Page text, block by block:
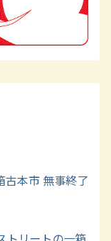
古本市 無事終了